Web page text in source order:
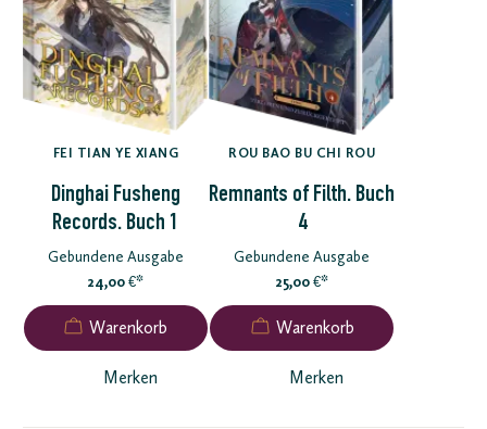
FEI TIAN YE XIANG
Dinghai Fusheng
Records. Buch 1
Gebundene Ausgabe
24,00€*
Merken
ROU BAO BU CHI ROU
Remnants of Filth. Buch
4
Gebundene Ausgabe
25,00€*
Merken